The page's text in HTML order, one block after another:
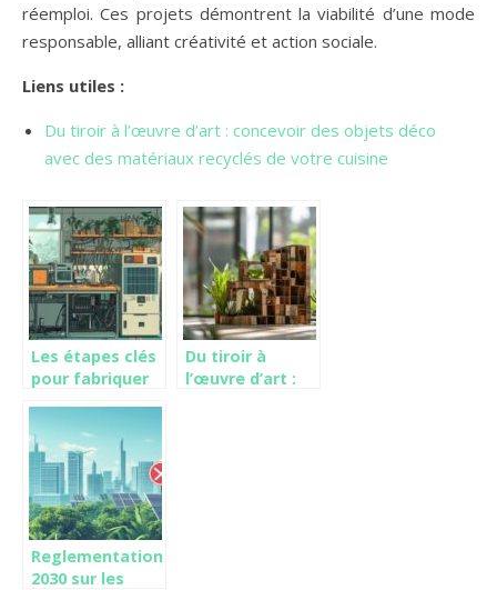
réemploi. Ces projets démontrent la viabilité d’une mode
responsable, alliant créativité et action sociale.
Liens utiles :
Du tiroir à l’œuvre d’art : concevoir des objets déco
avec des matériaux recyclés de votre cuisine
Les étapes clés
pour fabriquer
électrique
autonome à pile
à combustible
Du tiroir à
l’œuvre d’art :
Reglementation
2030 sur les